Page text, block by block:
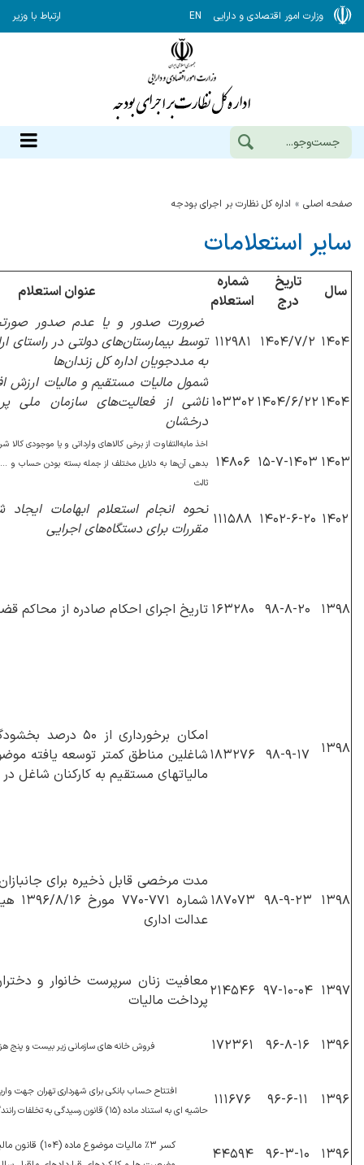
وزارت امور اقتصادی و دارایی EN ارتباط با وزیر
صفحه اصلی اداره كل نظارت بر اجراي بودجه
سایر استعلامات
سال
تاریخ
درج
شماره
استعلام
عنوان استعلام
۱۴۰۴ ۱۴۰۴/۷/۲ ۱۱۲۹۸۱
ضرورت صدور و یا عدم صدور
توسط بیمارستان‌های دولتی در راستای
به مددجویان اداره کل زندان‌ها
۱۴۰۴ ۱۴۰۴/۶/۲۲ ۱۰۳۳۰۲
شمول مالیات مستقیم و مالیات ارزش
ناشی از فعالیت‌های سازمان ملی
درخشان
۱۴۰۳ ۱۵-۷-۱۴۰۳ ۱۴۸۰۶
اخذ مابه‌التفاوت از برخی کالاهای وارداتی و یا موجودی
بدهی آن‌ها به دلایل مختلف از جمله بسته بودن حساب
ثالث
۱۴۰۲ ۱۴۰۲-۶-۲۰ ۱۱۱۵۸۸ نحوه انجام استعلام ابهامات
مقررات برای دستگاه‌های اجرایی
۱۳۹۸ ۹۸-۸-۲۰ ۱۶۳۲۸۰ تاریخ اجرای احکام صادره از محاکم
۱۳۹۸ ۹۸-۹-۱۷ ۱۸۳۲۷۶
امکان برخورداری از
مالیاتهای مستقیم به کارکنان شاغل
۱۳۹۸ ۹۸-۹-۲۳ ۱۸۷۰۷۳
مدت مرخصی قابل ذخیره برای
عدالت اداری
۱۳۹۷ ۹۷-۱۰-۰۴ ۲۱۴۵۴۶معافیت زنان سرپرست خانوار و
پرداخت مالیات
۱۳۹۶ ۹۶-۸-۱۶ ۱۷۲۳۶۱ فروش خانه های سازمانی زیر بیست و پنج
۱۳۹۶ ۹۶-۶-۱۱ ۱۱۱۶۷۶
افتتاح حساب بانکی برای شهرداری تهران جهت
حاشیه ای به استناد ماده (۱۵) قانون رسیدگی به تخلفات رانندگی
۱۳۹۶ ۹۶-۳-۱۰ ۴۴۵۹۴
کسر ۳٪ مالیات